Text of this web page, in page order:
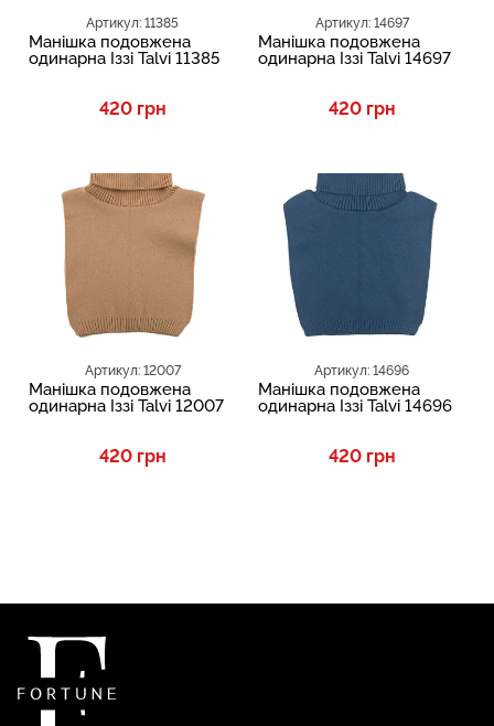
Артикул: 11385
Манішка подовжена
одинарна Іззі Talvi 11385
420 грн
Артикул: 12007
Манішка подовжена
одинарна Іззі Talvi 12007
420 грн
Артикул: 14697
Манішка подовжена
одинарна Іззі Talvi 14697
420 грн
Артикул: 14696
Манішка подовжена
одинарна Іззі Talvi 14696
420 грн